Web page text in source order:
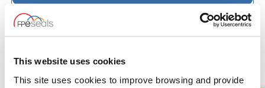
This website uses cookies
This site uses cookies to improve browsing and provide